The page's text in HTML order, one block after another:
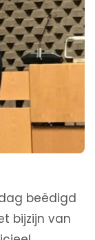
beëdigd
bijzijn van